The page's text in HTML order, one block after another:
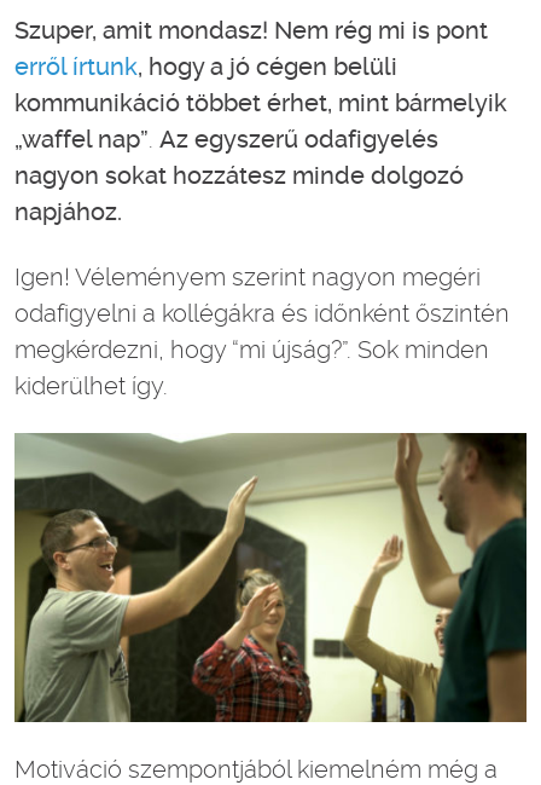
Szuper, amit mondasz! Nem rég mi is pont
erről írtunk, hogy a jó cégen belüli
kommunikáció többet érhet, mint bármelyik
„waffel nap”. Az egyszerű odafigyelés
nagyon sokat hozzátesz minde dolgozó
napjához.
Igen! Véleményem szerint nagyon megéri
odafigyelni a kollégákra és időnként őszintén
megkérdezni, hogy “mi újság?”. Sok minden
kiderülhet így.
Motiváció szempontjából kiemelném még a